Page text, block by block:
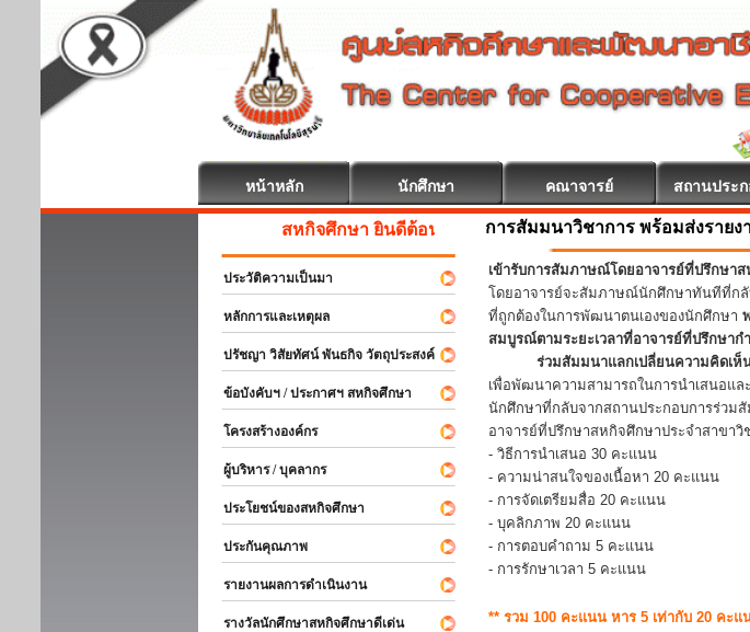
หน้าหลัก นักศึกษา คณาจารย์ สถานประ
สหกิจศึกษา ยินดีต้อนรับ
ประวัติความเป็นมา
หลักการและเหตุผล
ปรัชญา วิสัยทัศน์ พันธกิจ วัตถุประสงค์
ข้อบังคับฯ / ประกาศฯ สหกิจศึกษา
โครงสร้างองค์กร
ผู้บริหาร / บุคลากร
ประโยชน์ของสหกิจศึกษา
ประกันคุณภาพ
รายงานผลการดำเนินงาน
รางวัลนักศึกษาสหกิจศึกษาดีเด่น
การสัมมนาวิชาการ พร้อมส่งรายง
เข้ารับการสัมภาษณ์โดยอาจารย์ที่ปรึกษา
โดยอาจารย์จะสัมภาษณ์นักศึกษาทันทีที่กลั
ที่ถูกต้องในการพัฒนาตนเองของนักศึกษา
สมบูรณ์ตามระยะเวลาที่อาจารย์ที่ปรึกษาก
ร่วมสัมมนาแลกเปลี่ยนความคิดเห็น
เพื่อพัฒนาความสามารถในการนำเสนอแ
นักศึกษาที่กลับจากสถานประกอบการร่วม
อาจารย์ที่ปรึกษาสหกิจศึกษาประจำสาขาวิ
- วิธีการนำเสนอ 30 คะแนน
- ความน่าสนใจของเนื้อหา 20 คะแนน
- การจัดเตรียมสื่อ 20 คะแนน
- บุคลิกภาพ 20 คะแนน
- การตอบคำถาม 5 คะแนน
- การรักษาเวลา 5 คะแนน
** รวม 100 คะแนน หาร 5 เท่ากับ 20 คะแ